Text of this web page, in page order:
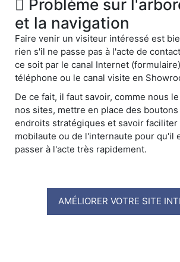
Problème sur
et la navigation
Faire venir un visiteur intéressé est
rien s'il ne passe pas à l'acte de
ce soit par le canal Internet
téléphone ou le canal visite en
De ce fait, il faut savoir, comme nous
nos sites, mettre en place des
endroits stratégiques et savoir faciliter
mobilaute ou de l'internaute pour qu'il
passer à l'acte très rapidement.
AMÉLIORER VOTRE SITE